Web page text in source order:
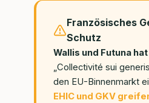
Französisches
Schutz
Wallis und Futuna hat
„Collectivité sui
den EU-Binnenmarkt
EHIC und GKV